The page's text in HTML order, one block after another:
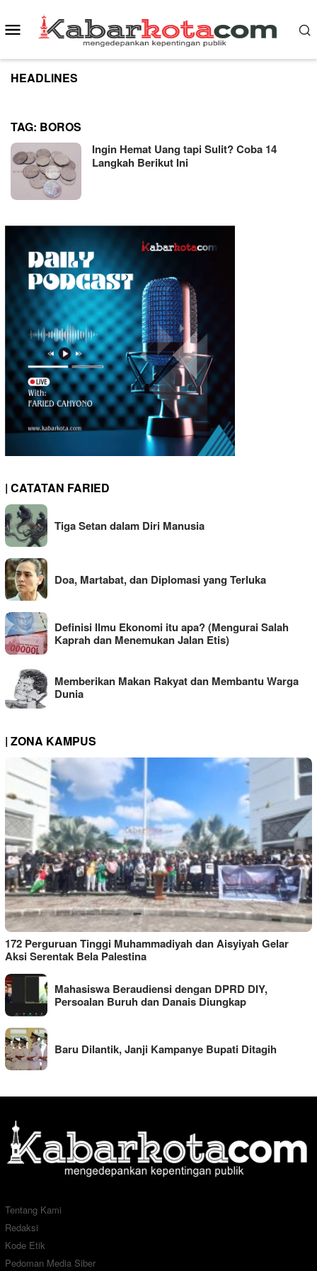
to
content
Mobile
Menu
HEADLINES
TAG: BOROS
Ingin Hemat Uang tapi Sulit? Coba 14
Langkah Berikut Ini
| CATATAN FARIED
Tiga Setan dalam Diri Manusia
Doa, Martabat, dan Diplomasi yang Terluka
Definisi Ilmu Ekonomi itu apa? (Mengurai Salah
Kaprah dan Menemukan Jalan Etis)
Memberikan Makan Rakyat dan Membantu Warga
Dunia
| ZONA KAMPUS
172 Perguruan Tinggi Muhammadiyah dan Aisyiyah Gelar
Aksi Serentak Bela Palestina
Mahasiswa Beraudiensi dengan DPRD DIY,
Persoalan Buruh dan Danais Diungkap
Baru Dilantik, Janji Kampanye Bupati Ditagih
Tentang Kami
Redaksi
Kode Etik
Pedoman Media Siber